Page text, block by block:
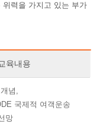
력을 가지고 있는 부가
육내용
념,
국제적 여객운송
망